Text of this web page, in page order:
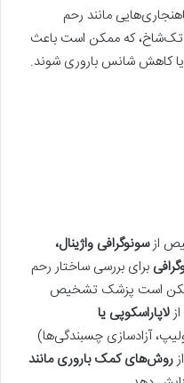
مانند رحم
تک‌شاخ، که ممکن است باعث
کاهش شانس باروری شوند.
ازسونوگرافی واژینال،
برای بررسی ساختار رحم
ممکن است پزشک تشخیص
لاپاراسکوپی یا
آزادسازی چسبندگی‌ها)
روش‌های کمک باروری مانند